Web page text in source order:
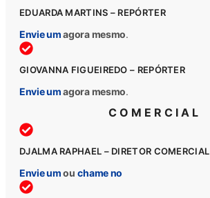
EDUARDA MARTINS – REPÓRTER
Envie umagora mesmo.
GIOVANNA FIGUEIREDO – REPÓRTER
Envie umagora mesmo.
COMERCIAL
DJALMA RAPHAEL – DIRETOR COMERCIAL
Envie umou chame no